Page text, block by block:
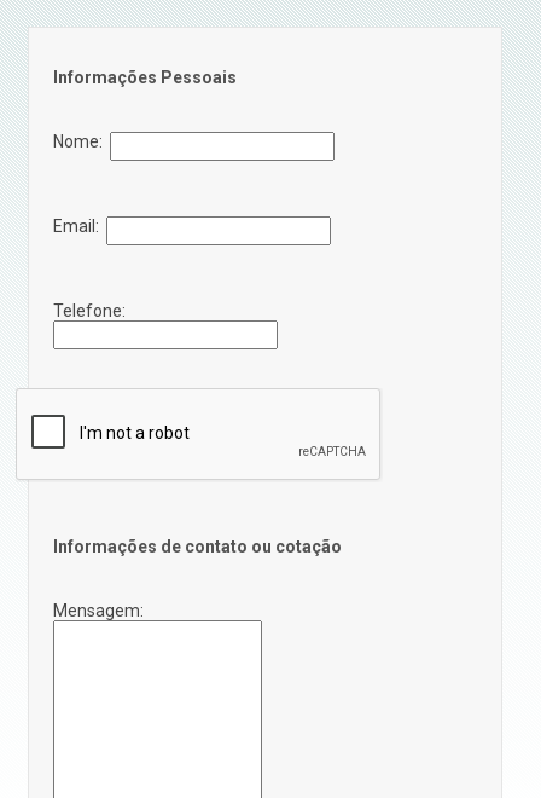
Informações Pessoais
Nome:
Email:
Telefone:
Informações de contato ou cotação
Mensagem: